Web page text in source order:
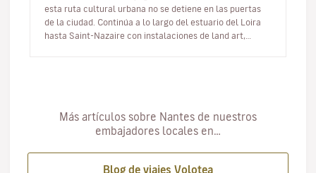
esta ruta cultural urbana no se detiene en las puertas
de la ciudad. Continúa a lo largo del estuario del Loira
hasta Saint-Nazaire con instalaciones de land art,
Más artículos sobre Nantes de nuestros
embajadores locales en…
Blog de viajes Volotea